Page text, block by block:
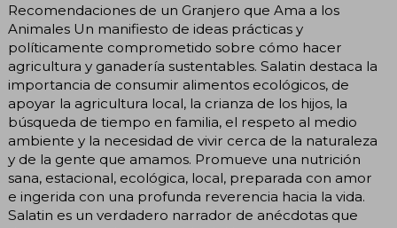
Recomendaciones de un Granjero que Ama a los
Animales Un manifiesto de ideas prácticas y
políticamente comprometido sobre cómo hacer
agricultura y ganadería sustentables. Salatin destaca la
importancia de consumir alimentos ecológicos, de
apoyar la agricultura local, la crianza de los hijos, la
búsqueda de tiempo en familia, el respeto al medio
ambiente y la necesidad de vivir cerca de la naturaleza
y de la gente que amamos. Promueve una nutrición
sana, estacional, ecológica, local, preparada con amor
e ingerida con una profunda reverencia hacia la vida.
Salatin es un verdadero narrador de anécdotas que